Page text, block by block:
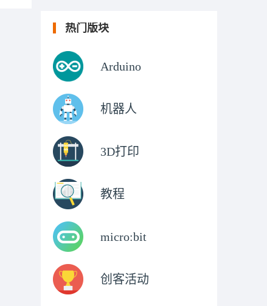
热门版块
Arduino
机器人
3D打印
教程
micro:bit
创客活动